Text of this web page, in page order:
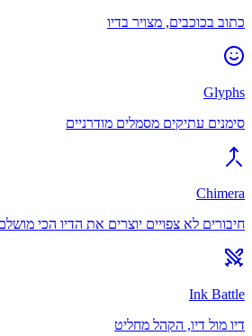
כתוב בכוכבים, מצויר בדיו
Glyphs
סימנים עתיקים מסמלים מודרניים
Chimera
חיבורים לא צפויים יוצרים את הדיו הכי מושלם
Ink Battle
דיו מול דיו, הקהל מחליט